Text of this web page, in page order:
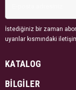
İstediğiniz bir zaman
uyarılar kısmındaki
KATALOG
BİLGİLER